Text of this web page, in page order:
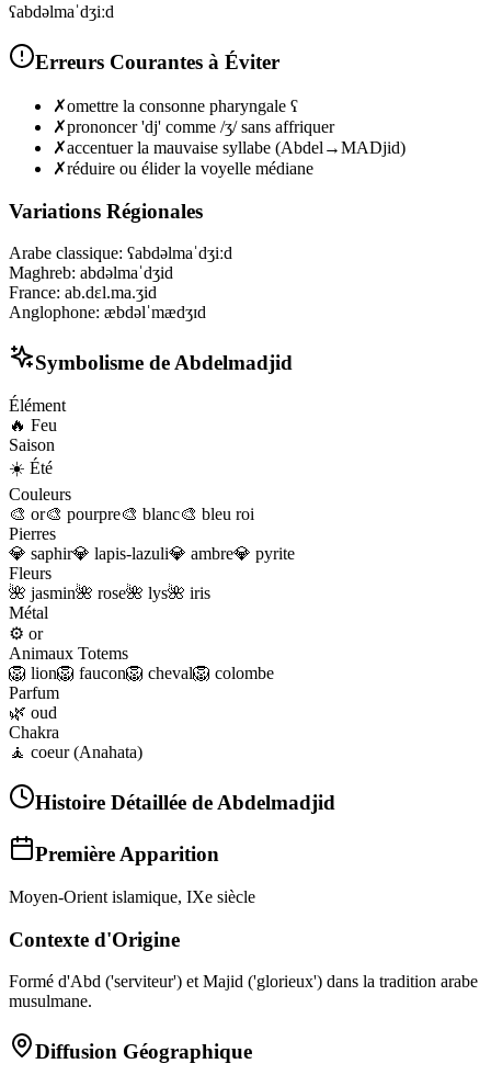
ʕabdəlmaˈdʒiːd
Erreurs Courantes à Éviter
✗omettre la consonne pharyngale ʕ
✗prononcer 'dj' comme /ʒ/ sans affriquer
✗accentuer la mauvaise syllabe (Abdel→MADjid)
✗réduire ou élider la voyelle médiane
Variations Régionales
Arabe classique: ʕabdəlmaˈdʒiːd
Maghreb: abdəlmaˈdʒid
France: ab.dɛl.ma.ʒid
Anglophone: æbdəlˈmædʒɪd
Symbolisme de Abdelmadjid
Élément
🔥 Feu
Saison
☀️ Été
Couleurs
🎨 or🎨 pourpre🎨 blanc🎨 bleu roi
Pierres
💎 saphir💎 lapis-lazuli💎 ambre💎 pyrite
Fleurs
🌺 jasmin🌺 rose🌺 lys🌺 iris
Métal
⚙️ or
Animaux Totems
🦁 lion🦁 faucon🦁 cheval🦁 colombe
Parfum
🌿 oud
Chakra
🧘 coeur (Anahata)
Histoire Détaillée de Abdelmadjid
Première Apparition
Moyen-Orient islamique, IXe siècle
Contexte d'Origine
Formé d'Abd ('serviteur') et Majid ('glorieux') dans la tradition arabe
musulmane.
Diffusion Géographique